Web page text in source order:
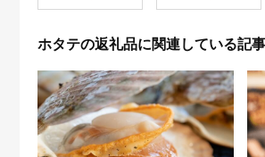
ホタテの返礼品に関連している記